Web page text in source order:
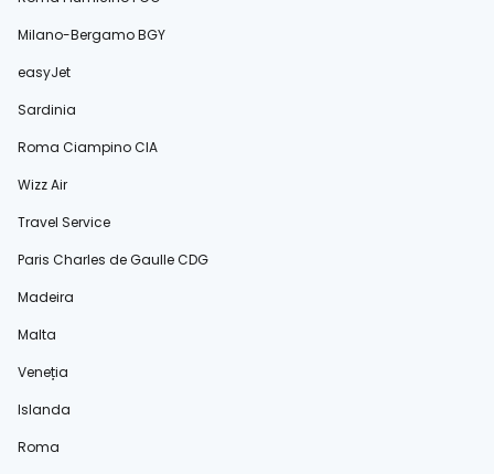
Milano-Bergamo BGY
easyJet
Sardinia
Roma Ciampino CIA
Wizz Air
Travel Service
Paris Charles de Gaulle CDG
Madeira
Malta
Veneția
Islanda
Roma